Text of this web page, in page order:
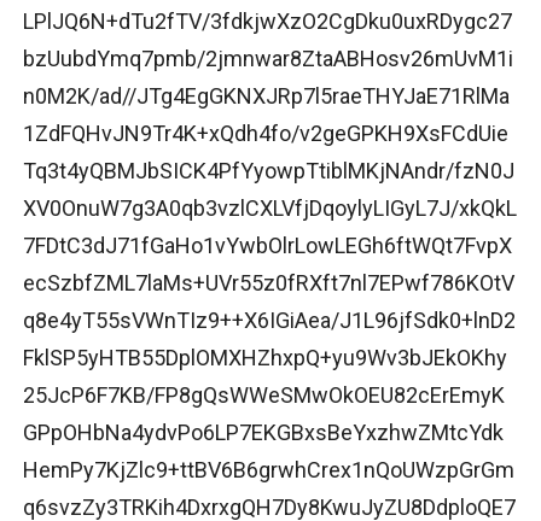
LPlJQ6N+dTu2fTV/3fdkjwXzO2CgDku0uxRDygc27
bzUubdYmq7pmb/2jmnwar8ZtaABHosv26mUvM1i
n0M2K/ad//JTg4EgGKNXJRp7l5raeTHYJaE71RlMa
1ZdFQHvJN9Tr4K+xQdh4fo/v2geGPKH9XsFCdUie
Tq3t4yQBMJbSICK4PfYyowpTtiblMKjNAndr/fzN0J
XV0OnuW7g3A0qb3vzlCXLVfjDqoylyLIGyL7J/xkQkL
7FDtC3dJ71fGaHo1vYwbOlrLowLEGh6ftWQt7FvpX
ecSzbfZML7laMs+UVr55z0fRXft7nl7EPwf786KOtV
q8e4yT55sVWnTIz9++X6IGiAea/J1L96jfSdk0+lnD2
FklSP5yHTB55DplOMXHZhxpQ+yu9Wv3bJEkOKhy
25JcP6F7KB/FP8gQsWWeSMwOkOEU82cErEmyK
GPpOHbNa4ydvPo6LP7EKGBxsBeYxzhwZMtcYdk
HemPy7KjZlc9+ttBV6B6grwhCrex1nQoUWzpGrGm
q6svzZy3TRKih4DxrxgQH7Dy8KwuJyZU8DdploQE7